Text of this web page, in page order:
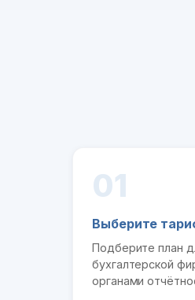
01
Выберите
Подберите план
бухгалтерской
органами